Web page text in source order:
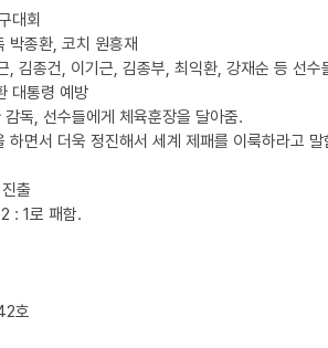
대회
박종환, 코치 원흥재
, 김종건, 이기근, 김종부, 최익환, 강재순 등 선수
대통령 예방
독, 선수들에게 체육훈장을 달아줌.
하면서 더욱 정진해서 세계 제패를 이룩하라고 말
출
: 1로 패함.
호